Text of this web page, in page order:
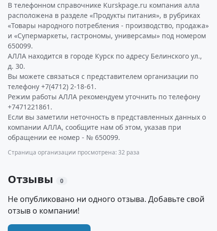
В телефонном справочнике Kurskpage.ru компания алла
расположена в разделе «Продукты питания», в рубриках
«Товары народного потребления - производство, продажа»
и «Супермаркеты, гастрономы, универсамы» под номером
650099.
АЛЛА находится в городе Курск по адресу Белинского ул.,
д. 30.
Вы можете связаться с представителем организации по
телефону +7(4712) 2-18-61.
Режим работы АЛЛА рекомендуем уточнить по телефону
+7471221861.
Если вы заметили неточность в представленных данных о
компании АЛЛА, сообщите нам об этом, указав при
обращении ее номер - № 650099.
Страница организации просмотрена: 32 раза
Отзывы 0
Не опубликовано ни одного отзыва. Добавьте свой
отзыв о компании!